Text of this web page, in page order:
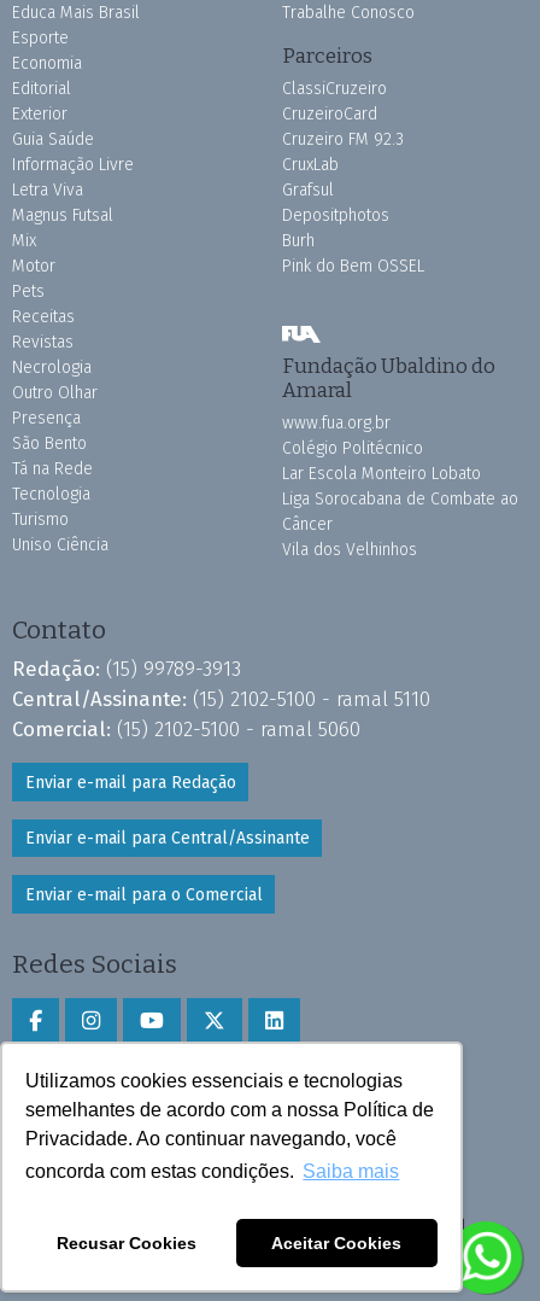
Utilizamos cookies essenciais e tecnologias
semelhantes de acordo com a nossa Política de
Privacidade. Ao continuar navegando, você
concorda com estas condições. Saiba mais
Recusar Cookies Aceitar Cookies
Educa Mais Brasil
Esporte
Economia
Editorial
Exterior
Guia Saúde
Informação Livre
Letra Viva
Magnus Futsal
Mix
Motor
Pets
Receitas
Revistas
Necrologia
Outro Olhar
Presença
São Bento
Tá na Rede
Tecnologia
Turismo
Uniso Ciência
Trabalhe Conosco
Parceiros
ClassiCruzeiro
CruzeiroCard
Cruzeiro FM 92.3
CruxLab
Grafsul
Depositphotos
Burh
Pink do Bem OSSEL
Fundação Ubaldino do
Amaral
www.fua.org.br
Colégio Politécnico
Lar Escola Monteiro Lobato
Liga Sorocabana de Combate ao
Câncer
Vila dos Velhinhos
Contato
Redação: (15) 99789-3913
Central/Assinante: (15) 2102-5100 - ramal 5110
Comercial: (15) 2102-5100 - ramal 5060
Enviar e-mail para Redação
Enviar e-mail para Central/Assinante
Enviar e-mail para o Comercial
Redes Sociais
Faça download do aplicativo
Play Store e App Store
Todos os direitos reservados © 2025 Cruzeiro do Sul